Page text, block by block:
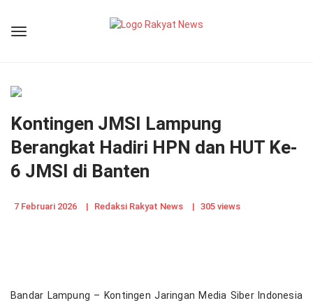
Kontingen JMSI Lampung
Berangkat Hadiri HPN dan HUT Ke-
6 JMSI di Banten
7 Februari 2026 | Redaksi Rakyat News | 305 views
Bandar Lampung – Kontingen Jaringan Media Siber Indonesia